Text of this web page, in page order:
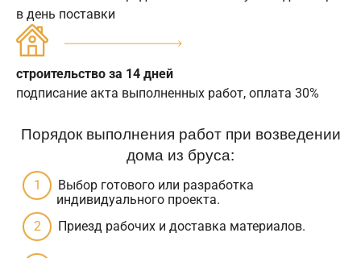
в день поставки
строительство за 14 дней
подписание акта выполненных работ, оплата 30%
Порядок выполнения работ при возведении
дома из бруса:
Выбор готового или разработка
индивидуального проекта.
Приезд рабочих и доставка материалов.